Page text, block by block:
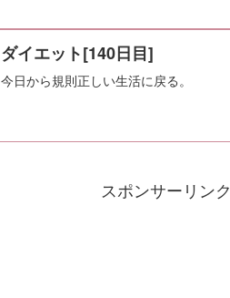
ダイエット[140日目]
今日から規則正しい生活に戻る。
スポンサーリンク